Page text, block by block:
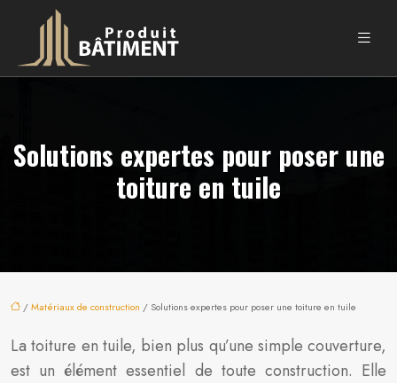
Solutions expertes pour poser une
toiture en tuile
/Matériaux de construction / Solutions expertes pour poser une toiture en tuile
La toiture en tuile, bien plus qu’une simple couverture,
est un élément essentiel de toute construction. Elle